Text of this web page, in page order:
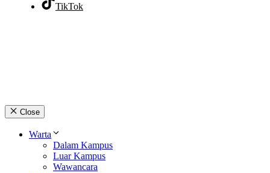
TikTok
Close
Warta
Dalam Kampus
Luar Kampus
Wawancara